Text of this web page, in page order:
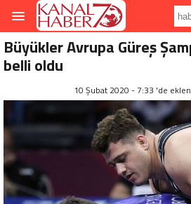
Büyükler Avrupa Güreş
belli oldu
10 Şubat 2020 - 7:33 'de